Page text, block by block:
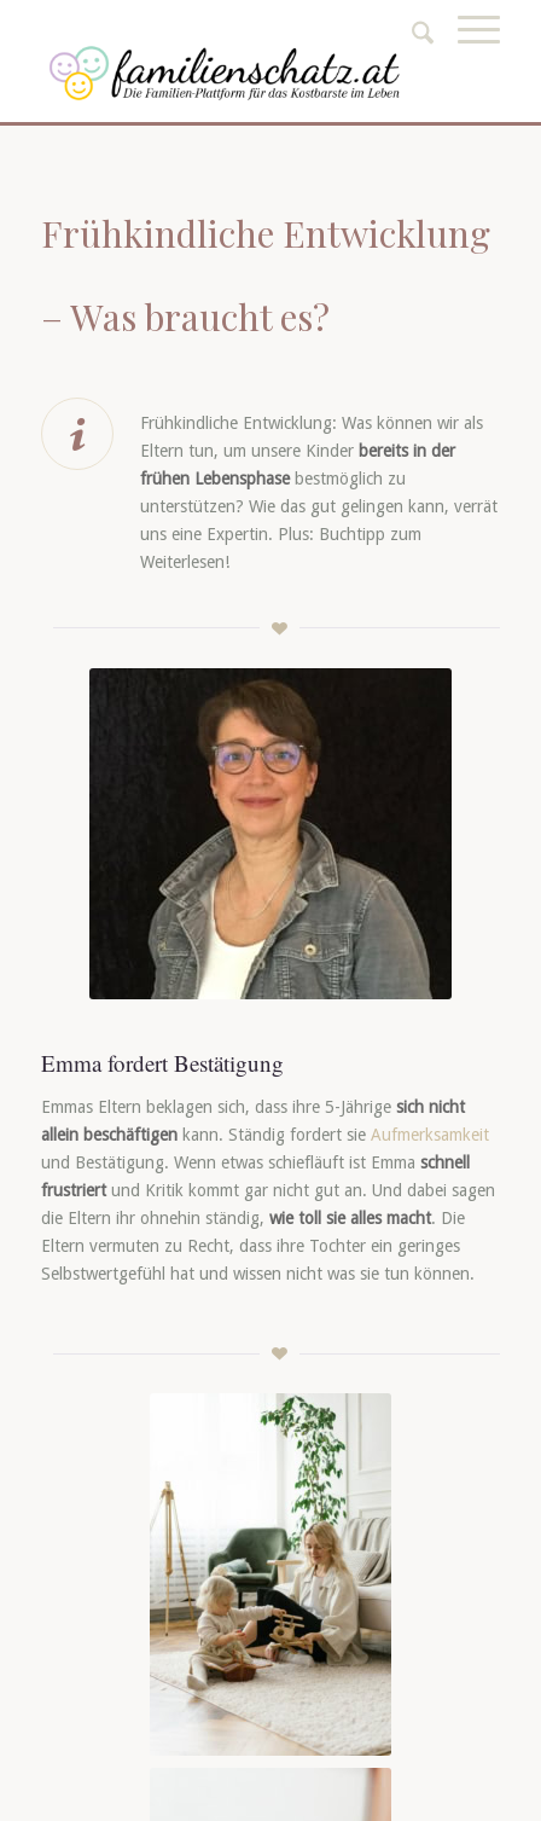
Frühkindliche Entwicklung
– Was braucht es?
Frühkindliche Entwicklung: Was können wir als
Eltern tun, um unsere Kinder bereits in der
frühen Lebensphasebestmöglich zu
unterstützen? Wie das gut gelingen kann, verrät
uns eine Expertin. Plus: Buchtipp zum
Weiterlesen!
Emma fordert Bestätigung
Emmas Eltern beklagen sich, dass ihre 5-Jährige sich nicht
allein beschäftigenkann. Ständig fordert sie Aufmerksamkeit
und Bestätigung. Wenn etwas schiefläuft ist Emma schnell
frustriertund Kritik kommt gar nicht gut an. Und dabei sagen
die Eltern ihr ohnehin ständig, wie toll sie alles macht. Die
Eltern vermuten zu Recht, dass ihre Tochter ein geringes
Selbstwertgefühl hat und wissen nicht was sie tun können.